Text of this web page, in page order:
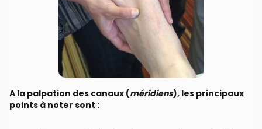
A la palpation des canaux (méridiens), les principaux
points à noter sont :